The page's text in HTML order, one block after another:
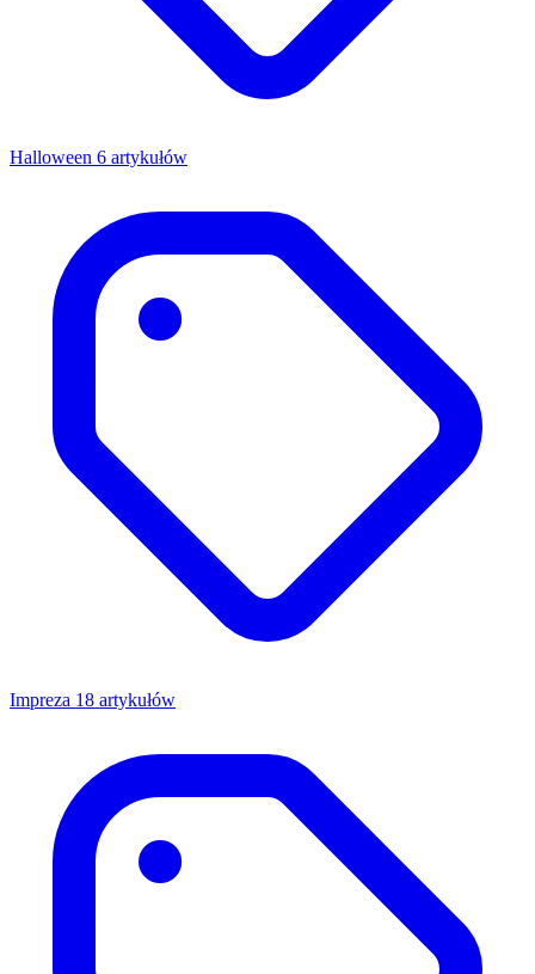
Halloween 6 artykułów
Impreza 18 artykułów